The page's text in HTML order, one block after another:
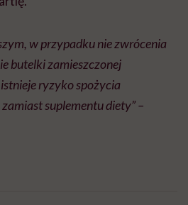
w przypadku nie zwrócenia
butelki zamieszczonej
ryzyko spożycia
suplementu diety” –